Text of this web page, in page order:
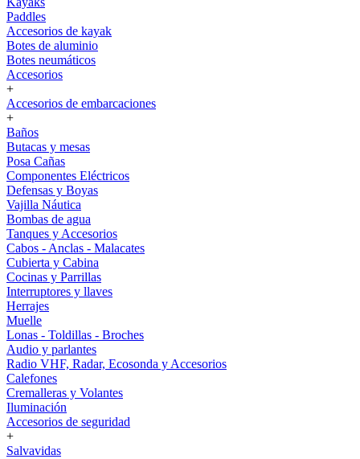
Paddles
Accesorios de kayak
Botes de aluminio
Botes neumáticos
Accesorios
+
Accesorios de embarcaciones
+
Baños
Butacas y mesas
Posa Cañas
Componentes Eléctricos
Defensas y Boyas
Vajilla Náutica
Bombas de agua
Tanques y Accesorios
Cabos - Anclas - Malacates
Cubierta y Cabina
Cocinas y Parrillas
Interruptores y llaves
Herrajes
Muelle
Lonas - Toldillas - Broches
Audio y parlantes
Radio VHF, Radar, Ecosonda y Accesorios
Calefones
Cremalleras y Volantes
Iluminación
Accesorios de seguridad
+
Salvavidas